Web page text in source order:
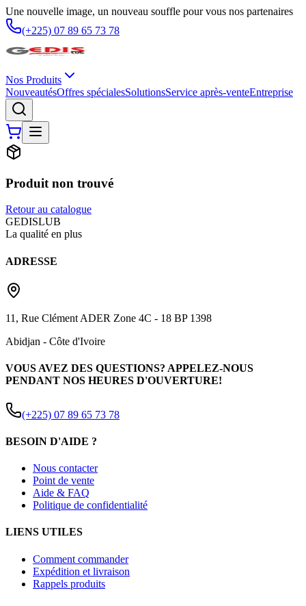
Une nouvelle image, un nouveau souffle pour vous nos partenaires
(+225) 07 89 65 73 78
Nos Produits
NouveautésOffres spécialesSolutionsService après-venteEntreprise
Produit non trouvé
Retour au catalogue
GEDISLUB
La qualité en plus
ADRESSE
11, Rue Clément ADER Zone 4C - 18 BP 1398
Abidjan - Côte d'Ivoire
VOUS AVEZ DES QUESTIONS? APPELEZ-NOUS
PENDANT NOS HEURES D'OUVERTURE!
(+225) 07 89 65 73 78
BESOIN D'AIDE ?
Nous contacter
Point de vente
Aide & FAQ
Politique de confidentialité
LIENS UTILES
Comment commander
Expédition et livraison
Rappels produits